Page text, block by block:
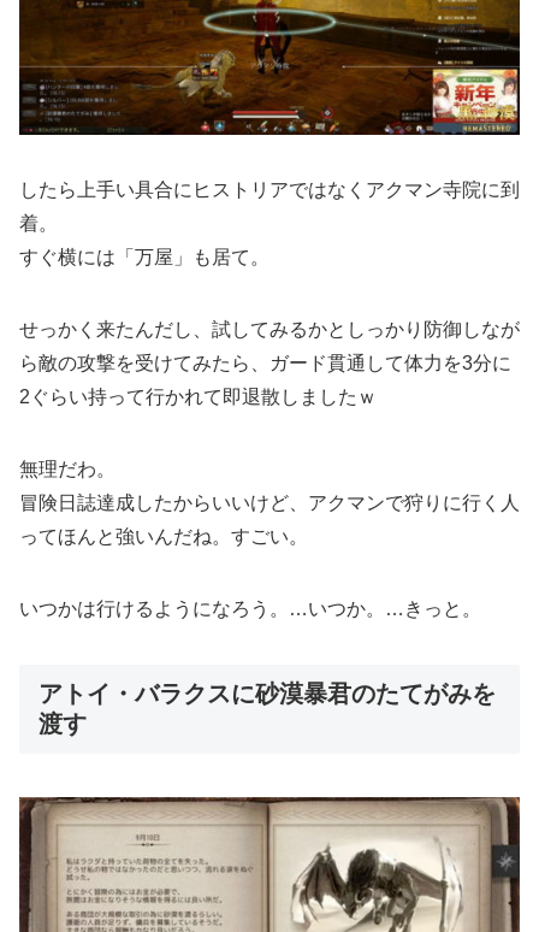
したら上手い具合にヒストリアではなくアクマン寺院に到
着。
すぐ横には「万屋」も居て。
せっかく来たんだし、試してみるかとしっかり防御しなが
ら敵の攻撃を受けてみたら、ガード貫通して体力を3分に
2ぐらい持って行かれて即退散しましたｗ
無理だわ。
冒険日誌達成したからいいけど、アクマンで狩りに行く人
ってほんと強いんだね。すごい。
いつかは行けるようになろう。…いつか。…きっと。
アトイ・バラクスに砂漠暴君のたてがみを
渡す